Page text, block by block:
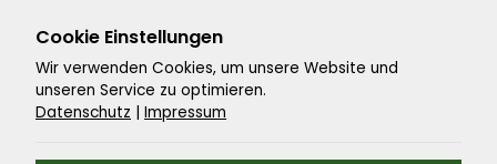
Reiseschnäppchen!
Cookie Einstellungen
Wir verwenden Cookies, um unsere Website und
unseren Service zu optimieren.
Datenschutz | Impressum